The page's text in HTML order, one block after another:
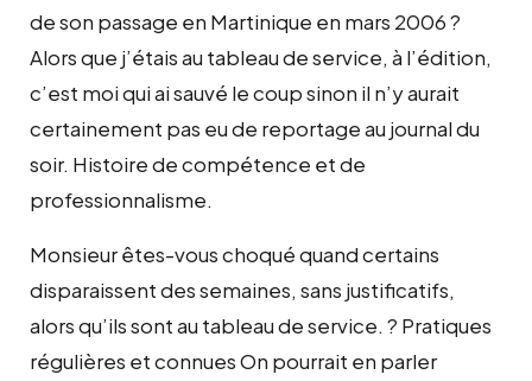
de son passage en Martinique en mars 2006 ?
Alors que j’étais au tableau de service, à l’édition,
c’est moi qui ai sauvé le coup sinon il n’y aurait
certainement pas eu de reportage au journal du
soir. Histoire de compétence et de
professionnalisme.
Monsieur êtes-vous choqué quand certains
disparaissent des semaines, sans justificatifs,
alors qu’ils sont au tableau de service. ? Pratiques
régulières et connues On pourrait en parler